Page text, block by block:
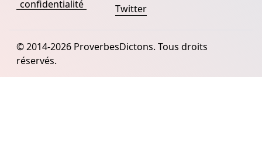
confidentialité
Twitter
© 2014-2026 ProverbesDictons. Tous droits
réservés.